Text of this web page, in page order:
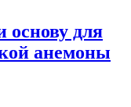
для
анемоны